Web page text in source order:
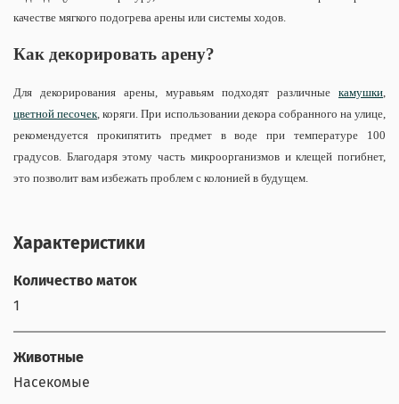
качестве мягкого подогрева арены или системы ходов.
Как декорировать арену?
Для декорирования арены, муравьям подходят различные камушки,
цветной песочек, коряги. При использовании декора собранного на улице,
рекомендуется прокипятить предмет в воде при температуре 100
градусов. Благодаря этому часть микроорганизмов и клещей погибнет,
это позволит вам избежать проблем с колонией в будущем.
Характеристики
Количество маток
1
Животные
Насекомые